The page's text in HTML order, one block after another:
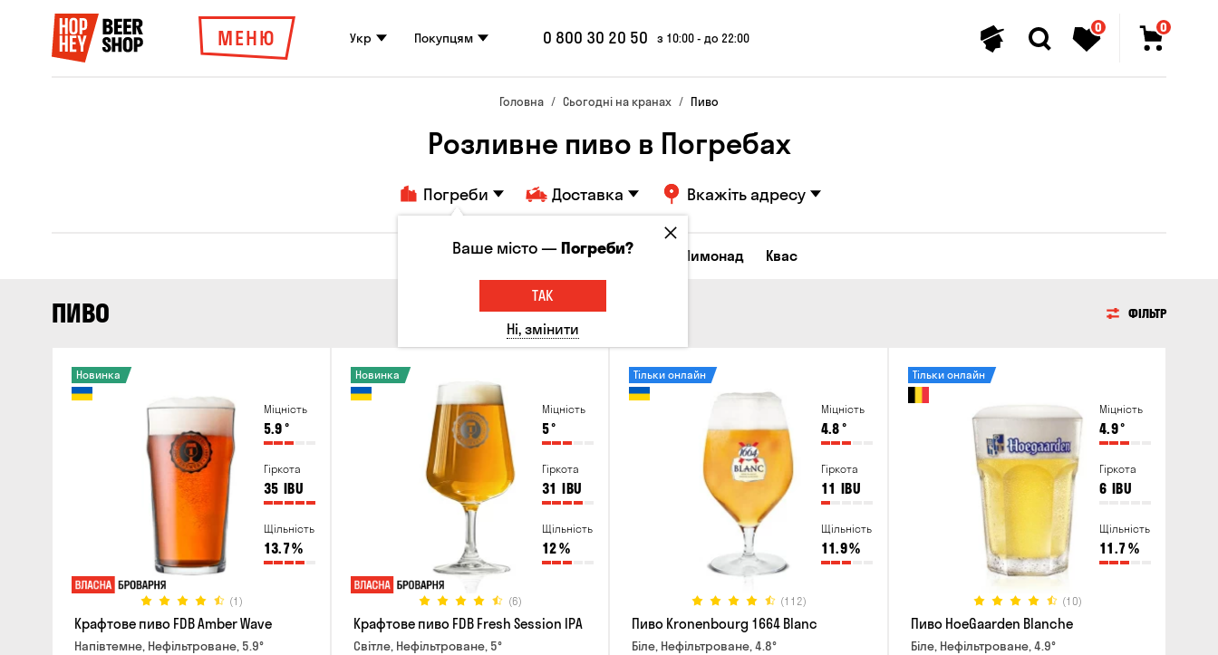
МЕНЮ Укр Покупцям 0 800 30 20 50 з 10:00 - до 22:00
0 0
Головна Сьогодні на кранах Пиво
Розливне пиво в Погребах
Погреби Доставка Вкажіть адресу
Всі товари Пиво Сидр Вино Лимонад Квас
ПИВО ФІЛЬТР
Міцність
5.9°
Гіркота
35 IBU
Щільність
13.7%
(1)
Новинка
Крафтове пиво FDB Amber Wave
Напівтемне, Нефільтроване, 5.9°
Міцність
5°
Гіркота
31 IBU
Щільність
12%
(6)
Новинка
Крафтове пиво FDB Fresh Session IPA
Світле, Нефільтроване, 5°
Міцність
4.8°
Гіркота
11 IBU
Щільність
11.9%
(112)
Тільки онлайн
Пиво Kronenbourg 1664 Blanc
Біле, Нефільтроване, 4.8°
Міцність
4.9°
Гіркота
6 IBU
Щільність
11.7%
(10)
Тільки онлайн
Пиво HoeGaarden Blanche
Біле, Нефільтроване, 4.9°
Ваше місто —Погреби?
ТАК
Ні, змінити